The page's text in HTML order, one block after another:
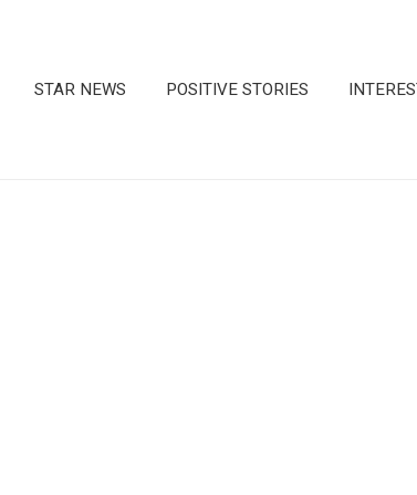
STAR NEWS POSITIVE STORIES